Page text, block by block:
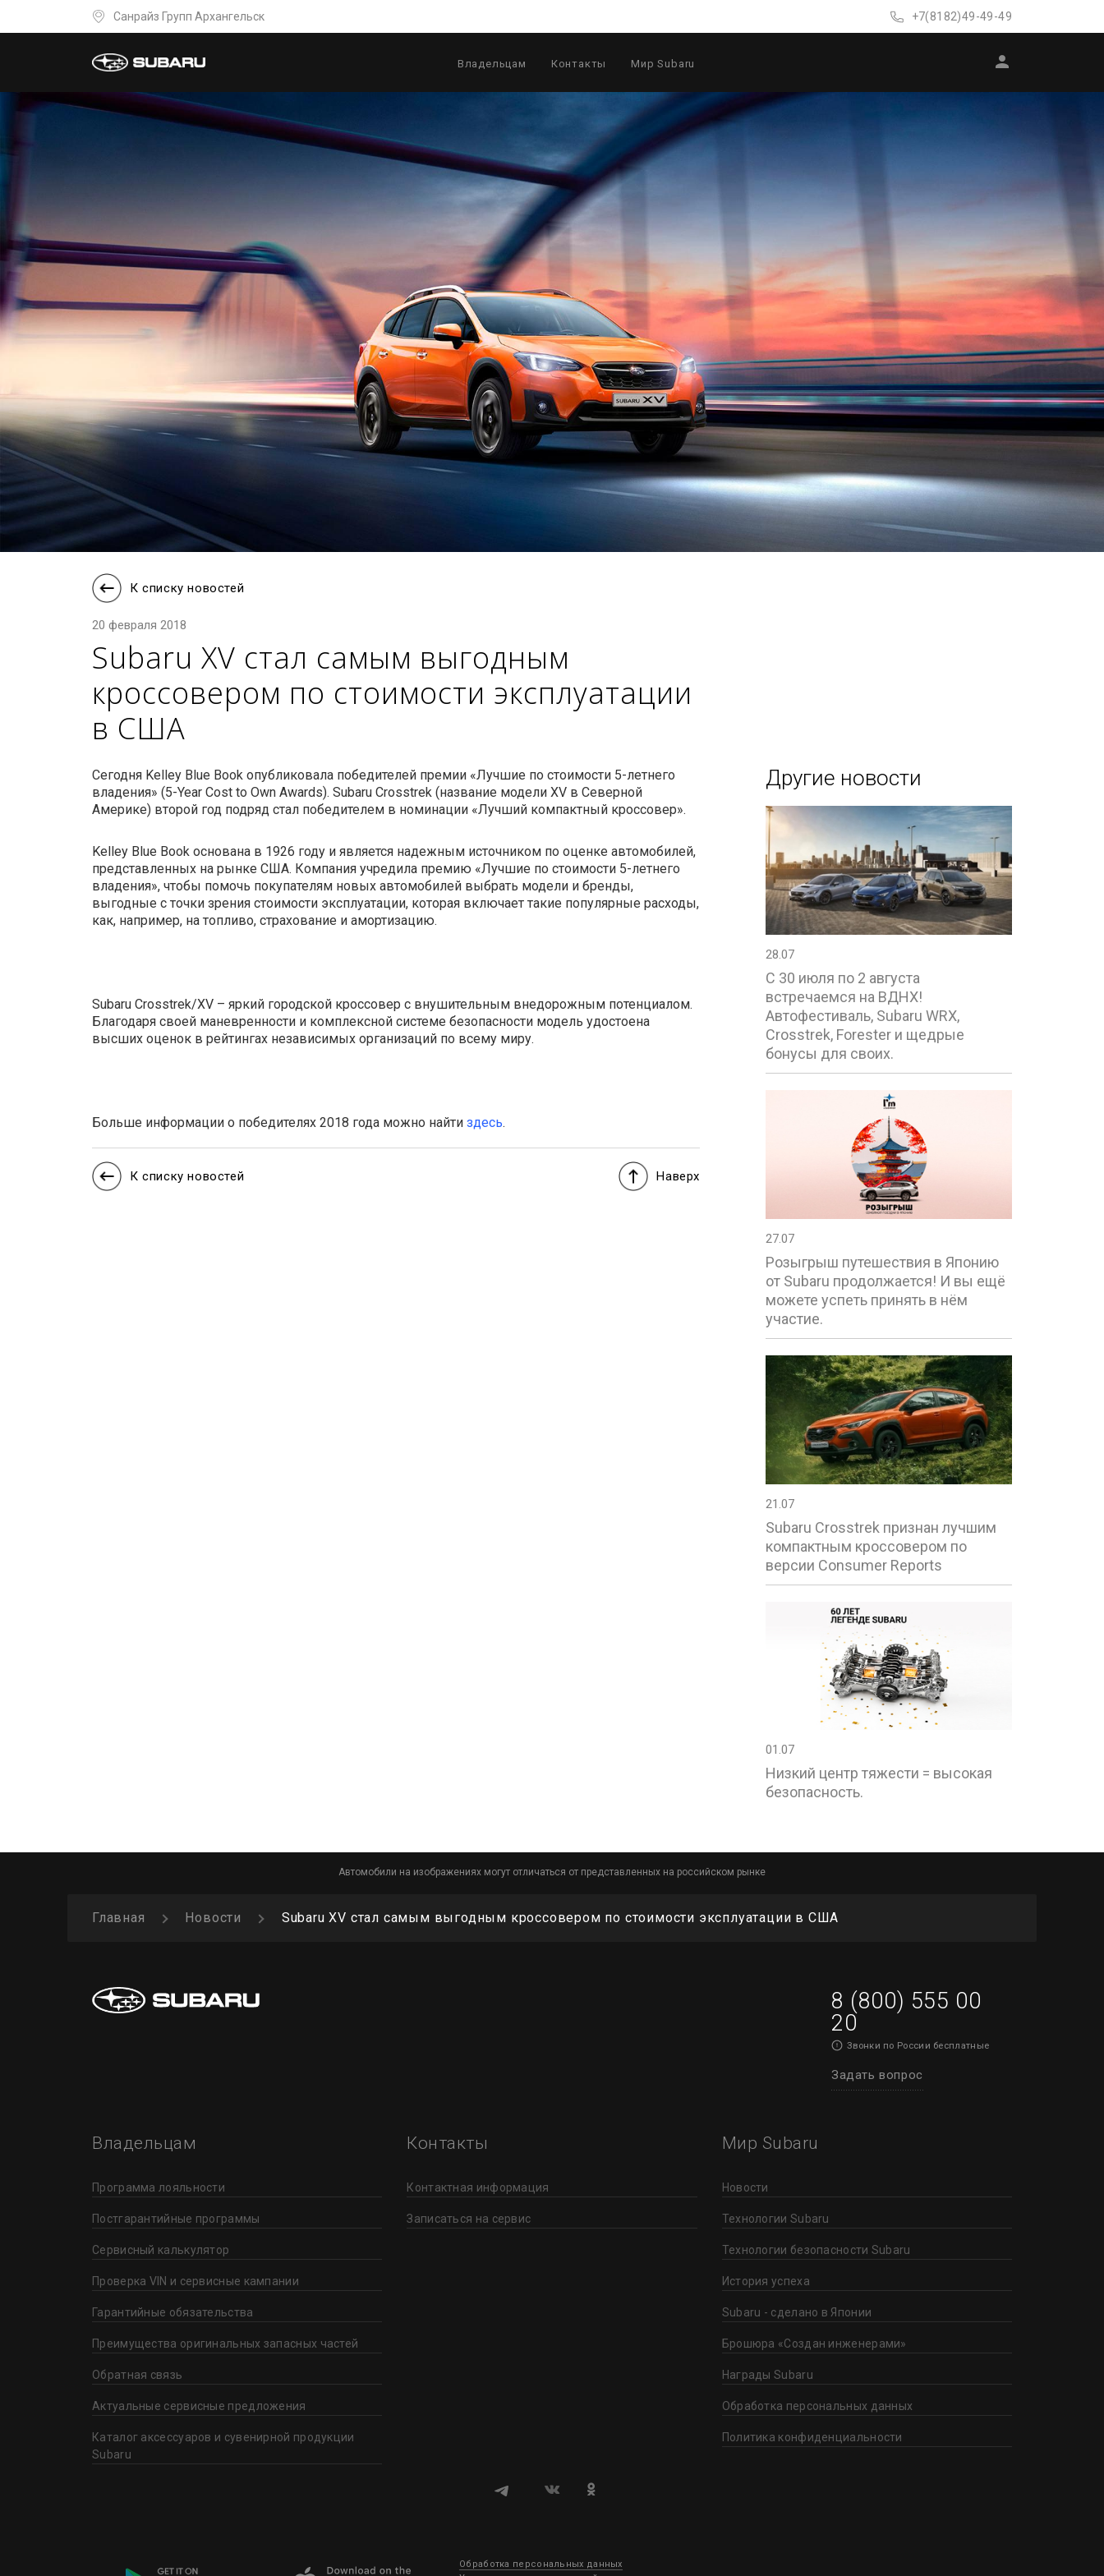
Санрайз Групп Архангельск +7(8182)49-49-49
Владельцам Контакты Мир Subaru
К списку новостей
20 февраля 2018
Subaru XV стал самым выгодным
кроссовером по стоимости эксплуатации
в США
Сегодня Kelley Blue Book опубликовала победителей премии «Лучшие по стоимости 5-летнего
владения» (5-Year Cost to Own Awards). Subaru Crosstrek (название модели XV в Северной
Америке) второй год подряд стал победителем в номинации «Лучший компактный кроссовер».
Kelley Blue Book основана в 1926 году и является надежным источником по оценке автомобилей,
представленных на рынке США. Компания учредила премию «Лучшие по стоимости 5-летнего
владения», чтобы помочь покупателям новых автомобилей выбрать модели и бренды,
выгодные с точки зрения стоимости эксплуатации, которая включает такие популярные расходы,
как, например, на топливо, страхование и амортизацию.
Subaru Crosstrek/XV – яркий городской кроссовер c внушительным внедорожным потенциалом.
Благодаря своей маневренности и комплексной системе безопасности модель удостоена
высших оценок в рейтингах независимых организаций по всему миру.
Больше информации о победителях 2018 года можно найти здесь.
К списку новостей Наверх
Другие новости
28.07
С 30 июля по 2 августа
встречаемся на ВДНХ!
Автофестиваль, Subaru WRX,
Crosstrek, Forester и щедрые
бонусы для своих.
27.07
Розыгрыш путешествия в Японию
от Subaru продолжается! И вы ещё
можете успеть принять в нём
участие.
21.07
Subaru Crosstrek признан лучшим
компактным кроссовером по
версии Consumer Reports
01.07
Низкий центр тяжести = высокая
безопасность.
Автомобили на изображениях могут отличаться от представленных на российском рынке
Главная Новости Subaru XV стал самым выгодным кроссовером по стоимости эксплуатации в США
8 (800) 555 00
20
Звонки по России бесплатные
Задать вопрос
Владельцам
Программа лояльности
Постгарантийные программы
Сервисный калькулятор
Проверка VIN и сервисные кампании
Гарантийные обязательства
Преимущества оригинальных запасных частей
Обратная связь
Актуальные сервисные предложения
Каталог аксессуаров и сувенирной продукции
Subaru
Контакты
Контактная информация
Записаться на сервис
Мир Subaru
Новости
Технологии Subaru
Технологии безопасности Subaru
История успеха
Subaru - сделано в Японии
Брошюра «Создан инженерами»
Награды Subaru
Обработка персональных данных
Политика конфиденциальности
Обработка персональных данных